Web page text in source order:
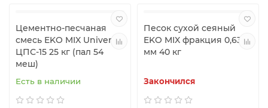
Цементно-песчаная
смесь EKO MIX Universal
ЦПС-15 25 кг (пал 54
меш)
Есть в наличии
Песок сухой сеяный
EKO MIX фракция 0,63
мм 40 кг
Закончился